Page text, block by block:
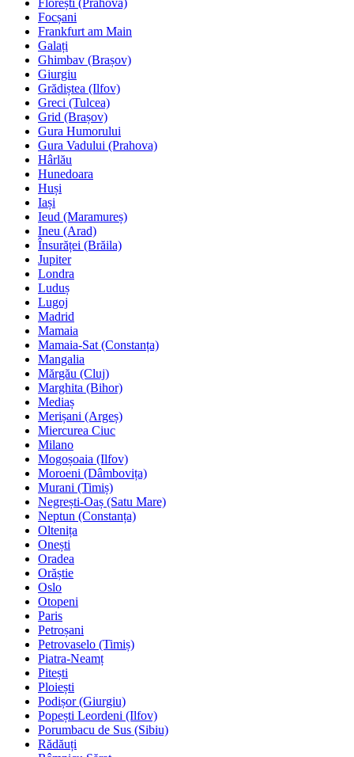
Florești (Prahova)
Focșani
Frankfurt am Main
Galați
Ghimbav (Brașov)
Giurgiu
Grădiștea (Ilfov)
Greci (Tulcea)
Grid (Brașov)
Gura Humorului
Gura Vadului (Prahova)
Hârlău
Hunedoara
Huși
Iași
Ieud (Maramureș)
Ineu (Arad)
Însurăței (Brăila)
Jupiter
Londra
Luduș
Lugoj
Madrid
Mamaia
Mamaia-Sat (Constanța)
Mangalia
Mărgău (Cluj)
Marghita (Bihor)
Mediaș
Merișani (Argeș)
Miercurea Ciuc
Milano
Mogoșoaia (Ilfov)
Moroeni (Dâmbovița)
Murani (Timiș)
Negrești-Oaș (Satu Mare)
Neptun (Constanța)
Oltenița
Onești
Oradea
Orăștie
Oslo
Otopeni
Paris
Petroșani
Petrovaselo (Timiș)
Piatra-Neamț
Pitești
Ploiești
Podișor (Giurgiu)
Popești Leordeni (Ilfov)
Porumbacu de Sus (Sibiu)
Rădăuți